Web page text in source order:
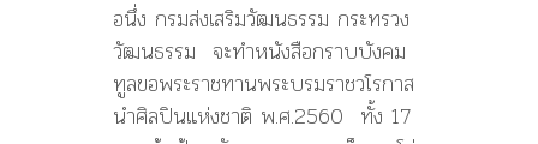
อนึ่ง กรมส่งเสริมวัฒนธรรม กระทรวง
วัฒนธรรม จะทำหนังสือกราบบังคม
ทูลขอพระราชทานพระบรมราชวโรกาส
นำศิลปินแห่งชาติ พ.ศ.2560 ทั้ง 17